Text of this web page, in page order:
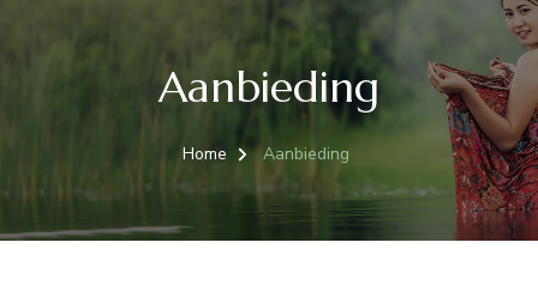
Aanbieding
Home Aanbieding